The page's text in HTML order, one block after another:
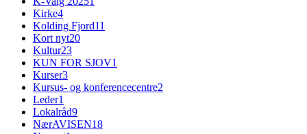
Kirke4
Kolding Fjord11
Kort nyt20
Kultur23
KUN FOR SJOV1
Kurser3
Kursus- og konferencecentre2
Leder1
Lokalråd9
NærAVISEN18